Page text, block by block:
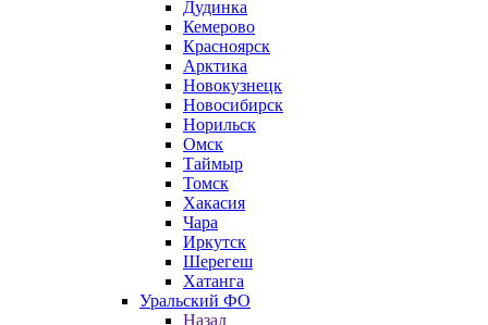
Дудинка
Кемерово
Красноярск
Арктика
Новокузнецк
Новосибирск
Норильск
Омск
Таймыр
Томск
Хакасия
Чара
Иркутск
Шерегеш
Хатанга
Уральский ФО
Назад